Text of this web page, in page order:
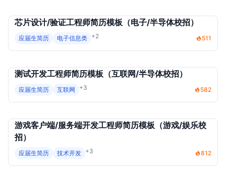
芯片设计/验证工程师简历模板（电子/半导体校招）
应届生简历 电子信息类 +2 511
测试开发工程师简历模板（互联网/半导体校招）
应届生简历 互联网 +3 582
游戏客户端/服务端开发工程师简历模板（游戏/娱乐校
招）
应届生简历 技术开发 +3 812